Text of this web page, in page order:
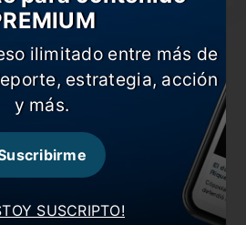
MÁS NOTICIAS
SUSCRIPTO!
ilimitado entre más de
estrategia, acción
y más.